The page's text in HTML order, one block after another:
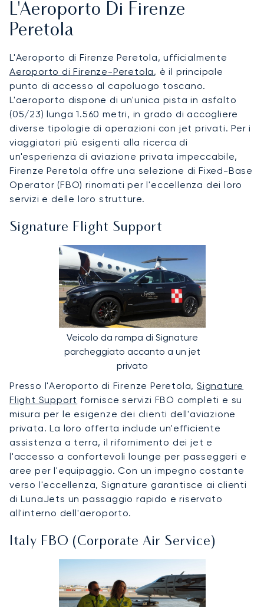
L'Aeroporto Di Firenze
Peretola
L'Aeroporto di Firenze Peretola, ufficialmente
Aeroporto di Firenze-Peretola, è il principale
punto di accesso al capoluogo toscano.
L'aeroporto dispone di un'unica pista in asfalto
(05/23) lunga 1.560 metri, in grado di accogliere
diverse tipologie di operazioni con jet privati. Per i
viaggiatori più esigenti alla ricerca di
un'esperienza di aviazione privata impeccabile,
Firenze Peretola offre una selezione di Fixed-Base
Operator (FBO) rinomati per l'eccellenza dei loro
servizi e delle loro strutture.
Signature Flight Support
Veicolo da rampa di Signature
parcheggiato accanto a un jet
privato
Presso l'Aeroporto di Firenze Peretola, Signature
Flight Support fornisce servizi FBO completi e su
misura per le esigenze dei clienti dell'aviazione
privata. La loro offerta include un'efficiente
assistenza a terra, il rifornimento dei jet e
l'accesso a confortevoli lounge per passeggeri e
aree per l'equipaggio. Con un impegno costante
verso l'eccellenza, Signature garantisce ai clienti
di LunaJets un passaggio rapido e riservato
all'interno dell'aeroporto.
Italy FBO (Corporate Air Service)